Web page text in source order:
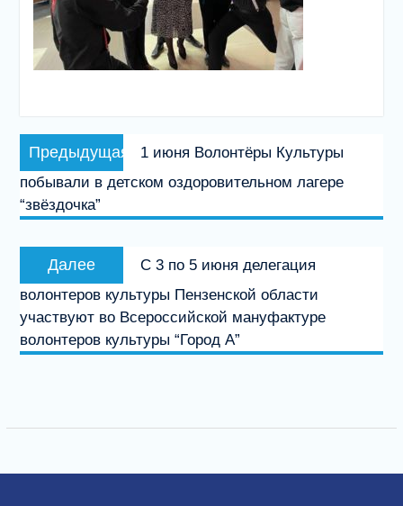
Навигация
по
записям
Предыдущая
запись:
1 июня Волонтёры Культуры
побывали в детском оздоровительном лагере
“звёздочка”
Далее
запись:
С 3 по 5 июня делегация
волонтеров культуры Пензенской области
участвуют во Всероссийской мануфактуре
волонтеров культуры “Город А”